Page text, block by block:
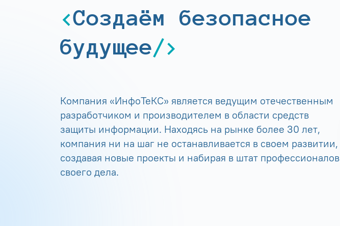
Создаём безопасное
будущее
Компания «ИнфоТеКС» является ведущим отечественным
разработчиком и производителем в области средств
защиты информации. Находясь на рынке более 30 лет,
компания ни на шаг не останавливается в своем развитии,
создавая новые проекты и набирая в штат профессионалов
своего дела.